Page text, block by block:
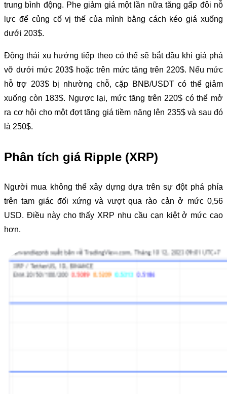
trung bình động. Phe giảm giá một lần nữa tăng gấp đôi nỗ
lực để củng cố vị thế của mình bằng cách kéo giá xuống
dưới 203$.
Động thái xu hướng tiếp theo có thể sẽ bắt đầu khi giá phá
vỡ dưới mức 203$ hoặc trên mức tăng trên 220$. Nếu mức
hỗ trợ 203$ bị nhường chỗ, cặp BNB/USDT có thể giảm
xuống còn 183$. Ngược lại, mức tăng trên 220$ có thể mở
ra cơ hội cho một đợt tăng giá tiềm năng lên 235$ và sau đó
là 250$.
Phân tích giá Ripple (XRP)
Người mua không thể xây dựng dựa trên sự đột phá phía
trên tam giác đối xứng và vượt qua rào cản ở mức 0,56
USD. Điều này cho thấy XRP nhu cầu cạn kiệt ở mức cao
hơn.